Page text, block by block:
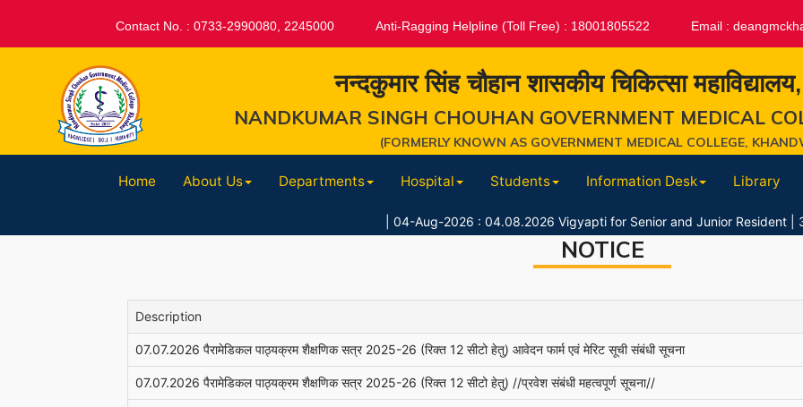
Contact No. : 0733-2990080, 2245000 Anti-Ragging Helpline (Toll Free) : 18001805522 Email :
नन्दकुमार सिंह चौहान शासकीय चिकित्सा
NANDKUMAR SINGH CHOUHAN GOVERNMENT MEDICAL
(FORMERLY KNOWN AS GOVERNMENT MEDICAL COLLEGE,
Home About Us Departments Hospital Students Information Desk Library
04-Aug-2026 : 04.08.2026 Vigyapti for Senior and Junior Resident|31-Jul-
NOTICE
Description
07.07.2026 पैरामेडिकल पाठ्यक्रम शैक्षणिक सत्र 2025-26 (रिक्त 12 सीटो हेतु) आवेदन फार्म एवं मेरिट सूची संबंधी सूचना
07.07.2026 पैरामेडिकल पाठ्यक्रम शैक्षणिक सत्र 2025-26 (रिक्त 12 सीटो हेतु) //प्रवेश संबंधी महत्वपूर्ण सूचना//